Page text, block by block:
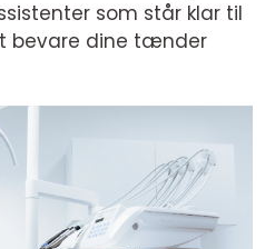
som står klar til
bevare dine tænder